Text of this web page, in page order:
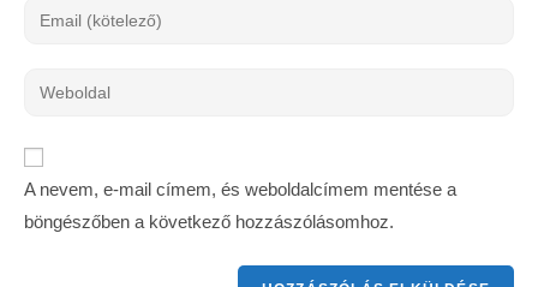
A nevem, e-mail címem, és weboldalcímem mentése a
böngészőben a következő hozzászólásomhoz.